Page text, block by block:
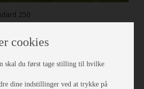
250
cookies
skal du først tage stilling til hvilke
dine indstillinger ved at trykke på